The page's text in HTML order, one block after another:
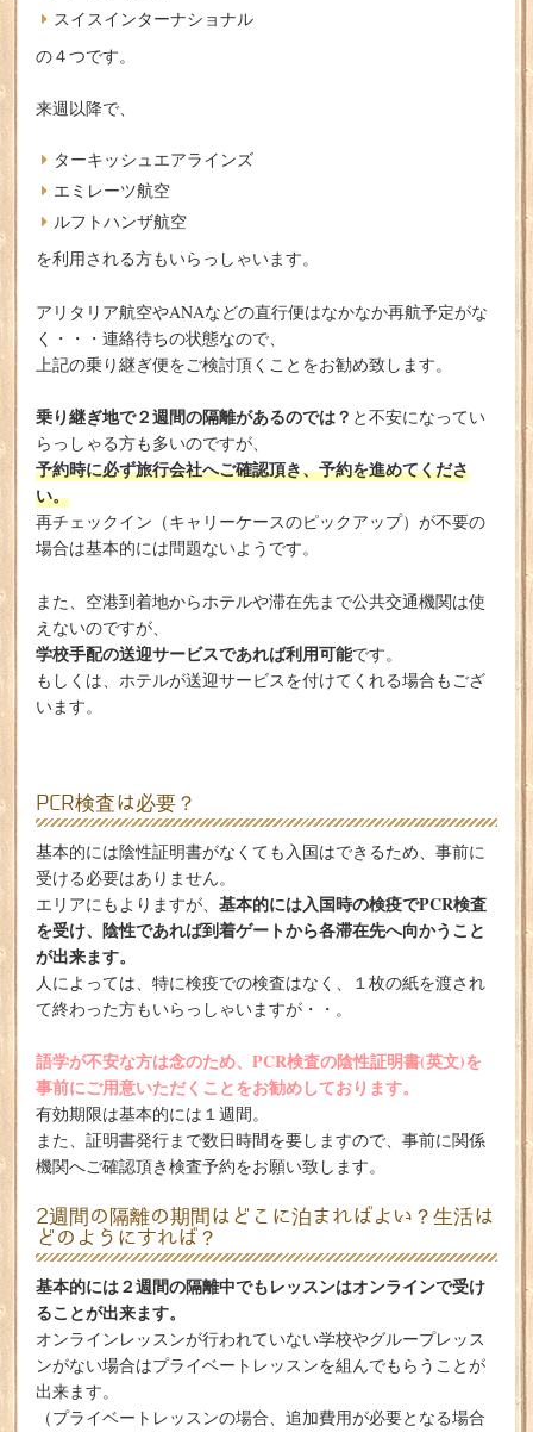
スイスインターナショナル
の４つです。
来週以降で、
ターキッシュエアラインズ
エミレーツ航空
ルフトハンザ航空
を利用される方もいらっしゃいます。
アリタリア航空やANAなどの直行便はなかなか再航予定がな
く・・・連絡待ちの状態なので、
上記の乗り継ぎ便をご検討頂くことをお勧め致します。
乗り継ぎ地で２週間の隔離があるのでは？ と不安になってい
らっしゃる方も多いのですが、
予約時に必ず旅行会社へご確認頂き、予約を進めてくださ
い。
再チェックイン（キャリーケースのピックアップ）が不要の
場合は基本的には問題ないようです。
また、空港到着地からホテルや滞在先まで公共交通機関は使
えないのですが、
学校手配の送迎サービスであれば利用可能です。
もしくは、ホテルが送迎サービスを付けてくれる場合もござ
います。
PCR検査は必要？
基本的には陰性証明書がなくても入国はできるため、事前に
受ける必要はありません。
エリアにもよりますが、 基本的には入国時の検疫でPCR検査
を受け、陰性であれば到着ゲートから各滞在先へ向かうこと
が出来ます。
人によっては、特に検疫での検査はなく、１枚の紙を渡され
て終わった方もいらっしゃいますが・・。
語学が不安な方は念のため、PCR検査の陰性証明書(英文)を
事前にご用意いただくことをお勧めしております。
有効期限は基本的には１週間。
また、証明書発行まで数日時間を要しますので、事前に関係
機関へご確認頂き検査予約をお願い致します。
2週間の隔離の期間はどこに泊まればよい？生活は
どのようにすれば？
基本的には２週間の隔離中でもレッスンはオンラインで受け
ることが出来ます。
オンラインレッスンが行われていない学校やグループレッス
ンがない場合はプライベートレッスンを組んでもらうことが
出来ます。
（プライベートレッスンの場合、追加費用が必要となる場合